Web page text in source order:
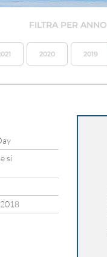
FILTRA PER ANNO
2020 2019
si